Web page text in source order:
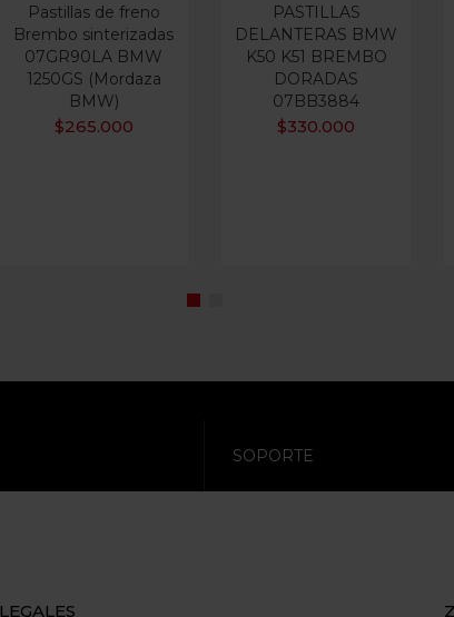
Pastillas de freno
Brembo sinterizadas
07GR90LA BMW
1250GS (Mordaza
BMW)
$265.000
PASTILLAS
DELANTERAS BMW
K50 K51 BREMBO
DORADAS
07BB3884
$330.000
SOPORTE
LEGALES